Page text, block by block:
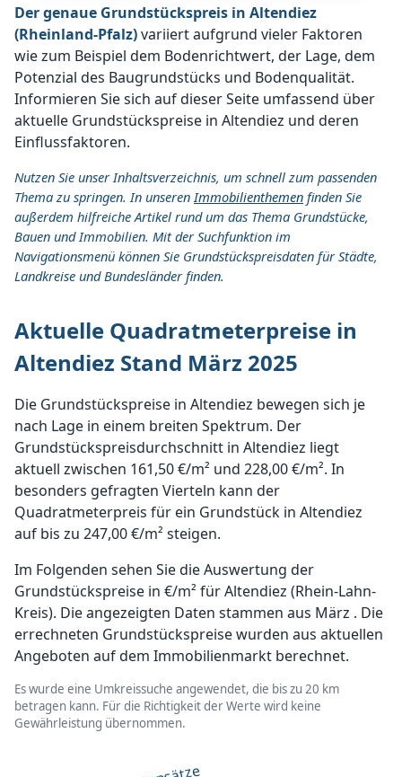
Der genaue Grundstückspreis in Altendiez
(Rheinland-Pfalz)variiert aufgrund vieler Faktoren
wie zum Beispiel dem Bodenrichtwert, der Lage, dem
Potenzial des Baugrundstücks und Bodenqualität.
Informieren Sie sich auf dieser Seite umfassend über
aktuelle Grundstückspreise in Altendiez und deren
Einflussfaktoren.
Nutzen Sie unser Inhaltsverzeichnis, um schnell zum passenden
Thema zu springen. In unserenImmobilienthemen finden Sie
außerdem hilfreiche Artikel rund um das Thema Grundstücke,
Bauen und Immobilien. Mit der Suchfunktion im
Navigationsmenü können Sie Grundstückspreisdaten für Städte,
Landkreise und Bundesländer finden.
Aktuelle Quadratmeterpreise in
Altendiez Stand März 2025
Die Grundstückspreise in Altendiez bewegen sich je
nach Lage in einem breiten Spektrum. Der
Grundstückspreisdurchschnitt in Altendiez liegt
aktuell zwischen 161,50 €/m² und 228,00 €/m². In
besonders gefragten Vierteln kann der
Quadratmeterpreis für ein Grundstück in Altendiez
auf bis zu 247,00 €/m² steigen.
Im Folgenden sehen Sie die Auswertung der
Grundstückspreise in €/m² für Altendiez (Rhein-Lahn-
Kreis). Die angezeigten Daten stammen aus März . Die
errechneten Grundstückspreise wurden aus aktuellen
Angeboten auf dem Immobilienmarkt berechnet.
Es wurde eine Umkreissuche angewendet, die bis zu 20 km
betragen kann. Für die Richtigkeit der Werte wird keine
Gewährleistung übernommen.